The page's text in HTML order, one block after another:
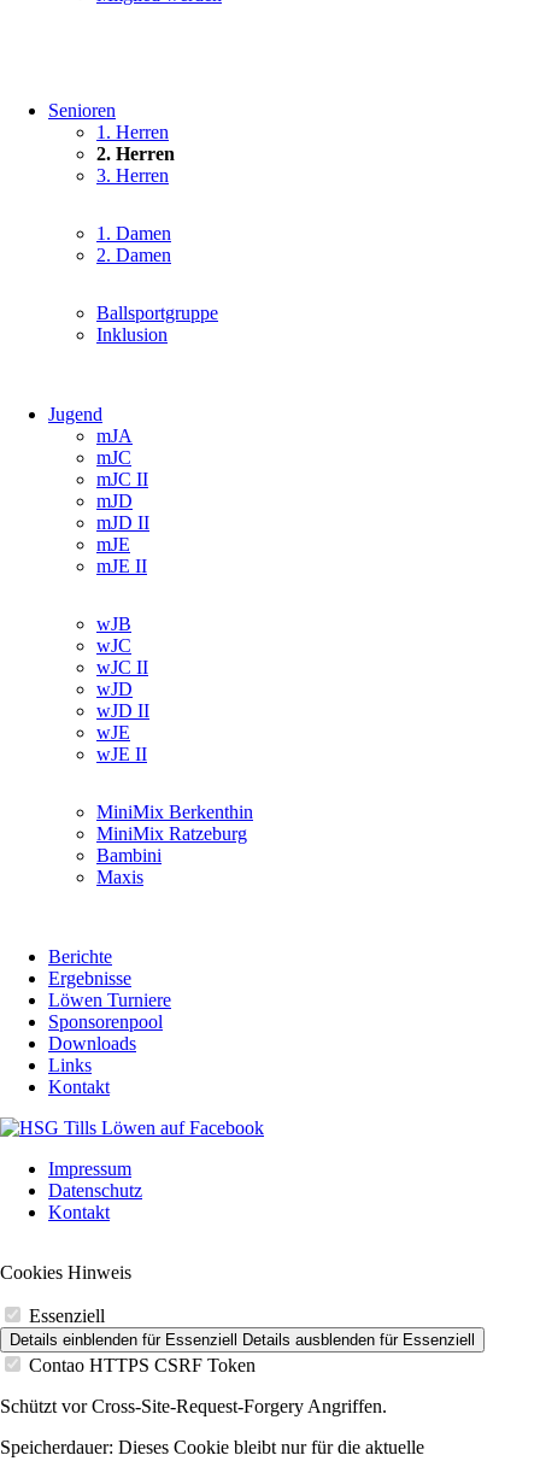
Senioren
Navigation
überspringen
1. Herren
2. Herren
3. Herren
Navigation
überspringen
1. Damen
2. Damen
Navigation
überspringen
Ballsportgruppe
Inklusion
Jugend
Navigation
überspringen
mJA
mJC
mJC II
mJD
mJD II
mJE
mJE II
Navigation
überspringen
wJB
wJC
wJC II
wJD
wJD II
wJE
wJE II
Navigation
überspringen
MiniMix Berkenthin
MiniMix Ratzeburg
Bambini
Maxis
Berichte
Ergebnisse
Löwen Turniere
Sponsorenpool
Downloads
Links
Kontakt
überspringen
Impressum
Datenschutz
Kontakt
Cookies Hinweis
Essenziell
Details einblenden für Essenziell Details ausblenden für Essenziell
Contao HTTPS CSRF Token
Schützt vor Cross-Site-Request-Forgery Angriffen.
Speicherdauer: Dieses Cookie bleibt nur für die aktuelle